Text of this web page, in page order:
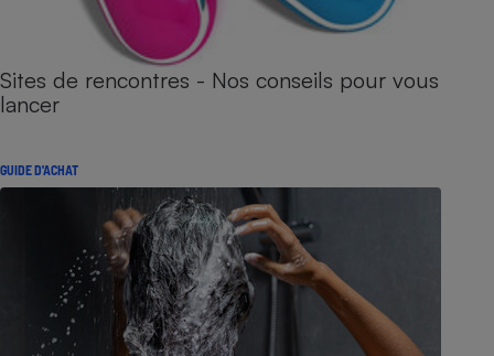
Sites de rencontres - Nos conseils pour vous
lancer
GUIDE D'ACHAT